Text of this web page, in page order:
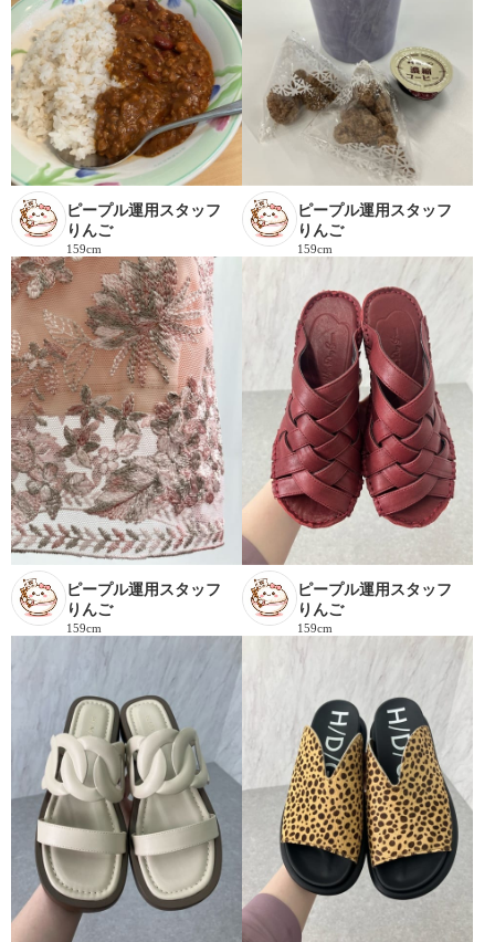
ピープル運用スタッフ
りんご
159cm
ピープル運用スタッフ
りんご
159cm
ピープル運用スタッフ
りんご
159cm
ピープル運用スタッフ
りんご
159cm